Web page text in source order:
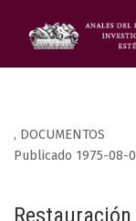
, DOCUMENTOS
Publicado 1975-08-